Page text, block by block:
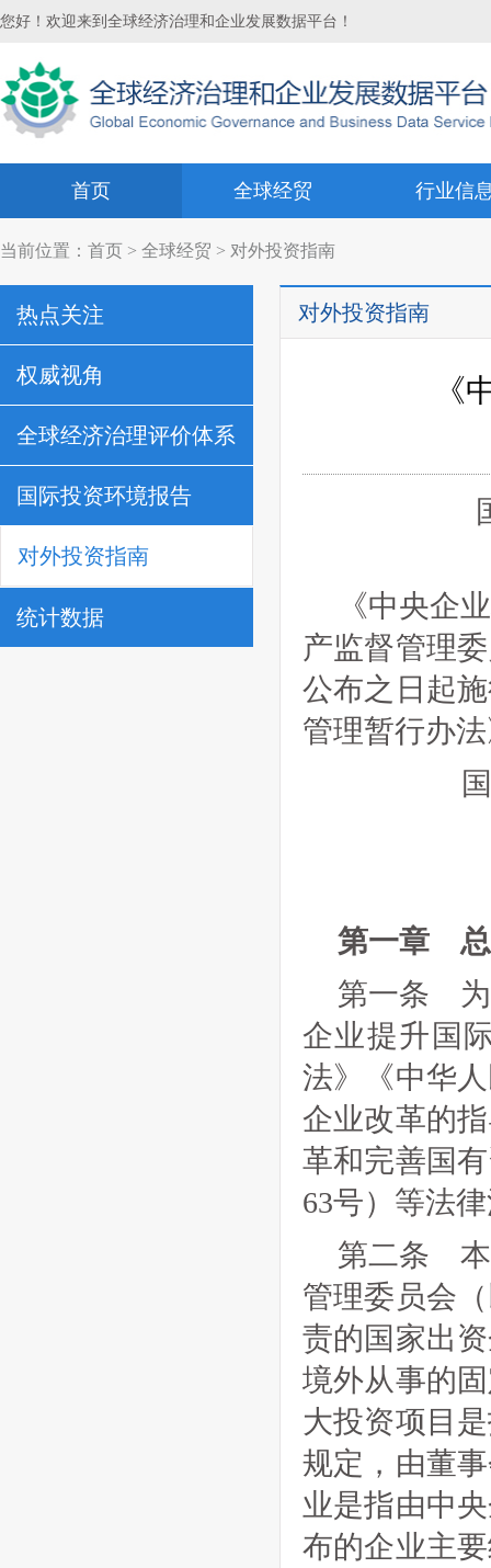
您好！欢迎来到全球经济治理和企业发展数据平台！
首页 全球经贸 行业信
当前位置： 首页 > 全球经贸 > 对外投资指南
热点关注
权威视角
全球经济治理评价体系
国际投资环境报告
对外投资指南
统计数据
对外投资指南
《
《中央企
产监督管理
公布之日起
管理暂行办
第一章
第一条 为
企业提升国
法》《中华
企业改革的
革和完善国
63号）等法
第二条 本
管理委员会
责的国家出
境外从事的
大投资项目
规定，由董
业是指由中
布的企业主